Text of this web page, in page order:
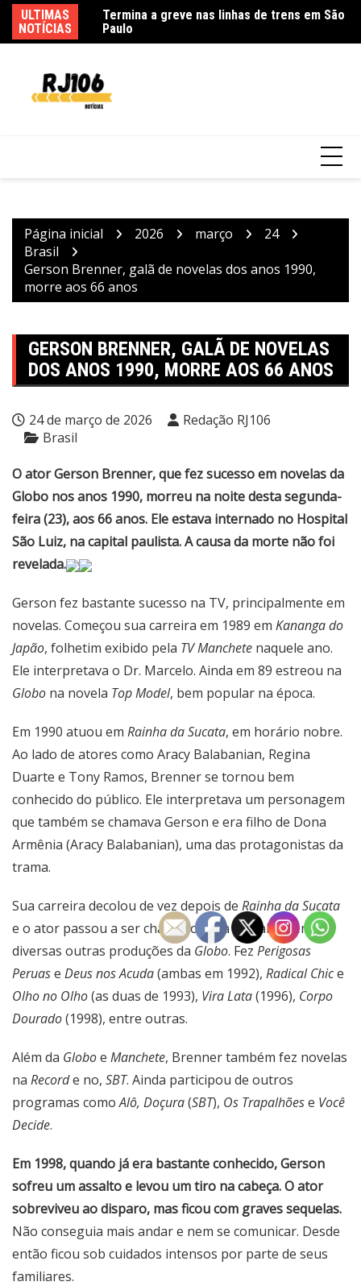
para
o
ULTIMAS
NOTÍCIAS
Termina a greve nas linhas de trens em São
Paulo
Usuários de trens mudam rotina por causa
Página inicial 2026 março
24
Brasil
Gerson Brenner, galã de novelas dos anos 1990,
morre aos 66 anos
GERSON BRENNER, GALÃ DE NOVELAS
DOS ANOS 1990, MORRE AOS 66 ANOS
24 de março de 2026
Redação RJ106
Brasil
O ator Gerson Brenner, que fez sucesso em novelas da
Globo nos anos 1990, morreu na noite desta segunda-
feira (23), aos 66 anos. Ele estava internado no Hospital
São Luiz, na capital paulista. A causa da morte não foi
revelada.
Gerson fez bastante sucesso na TV, principalmente em
novelas. Começou sua carreira em 1989 em Kananga do
Japão, folhetim exibido pela TV Manchete naquele ano.
Ele interpretava o Dr. Marcelo. Ainda em 89 estreou na
Globo na novela Top Model, bem popular na época.
Em 1990 atuou em Rainha da Sucata, em horário nobre.
Ao lado de atores como Aracy Balabanian, Regina
Duarte e Tony Ramos, Brenner se tornou bem
conhecido do público. Ele interpretava um personagem
que também se chamava Gerson e era filho de Dona
Armênia (Aracy Balabanian), uma das protagonistas da
trama.
Sua carreira decolou de vez depois de Rainha da Sucata
e o ator passou a ser chamado para trabalhar em
diversas outras produções da Globo. Fez Perigosas
Peruase Deus nos Acuda(ambas em 1992), Radical Chice
Olho no Olho(as duas de 1993), Vira Lata(1996), Corpo
Dourado(1998), entre outras.
Além da Globoe Manchete, Brenner também fez novelas
na Recorde no, SBT. Ainda participou de outros
programas comoAlô, Doçura(SBT), Os Trapalhõese Você
Decide.
Em 1998, quando já era bastante conhecido, Gerson
sofreu um assalto e levou um tiro na cabeça. O ator
sobreviveu ao disparo, mas ficou com graves sequelas.
Não conseguia mais andar e nem se comunicar. Desde
então ficou sob cuidados intensos por parte de seus
familiares.